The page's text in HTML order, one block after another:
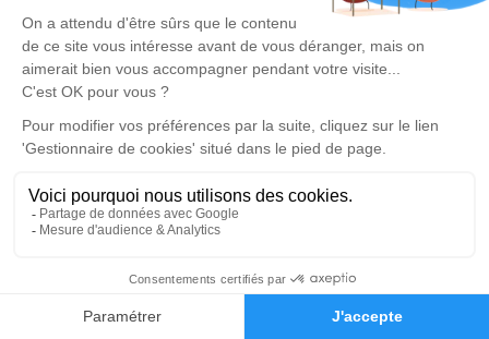
Faire-part Hommages
Un service de plantation d’arbre hommage est
disponible ici.
vendredi 30 septembre 2022 à 12h30
Chambre Funéraire Oualli et Fils de Sainte-
Lieu-dit Poirier